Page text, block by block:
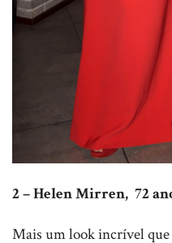
2 – Helen Mirren, 72
Mais um look incrível